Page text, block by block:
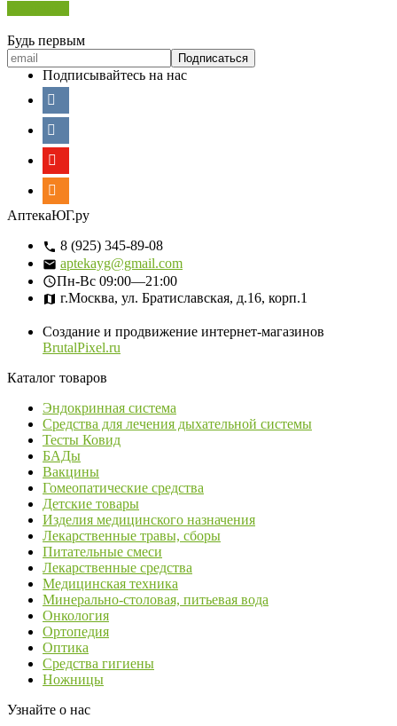
Будь первым
Подписывайтесь на нас
АптекаЮГ.ру
8 (925) 345-89-08
aptekayg@gmail.com
Пн-Вс 09:00—21:00
г.Москва, ул. Братиславская, д.16, корп.1
Создание и продвижение интернет-магазинов
BrutalPixel.ru
Каталог товаров
Эндокринная система
Средства для лечения дыхательной системы
Тесты Ковид
БАДы
Вакцины
Гомеопатические средства
Детские товары
Изделия медицинского назначения
Лекарственные травы, сборы
Питательные смеси
Лекарственные средства
Медицинская техника
Минерально-столовая, питьевая вода
Онкология
Ортопедия
Оптика
Средства гигиены
Ножницы
Узнайте о нас